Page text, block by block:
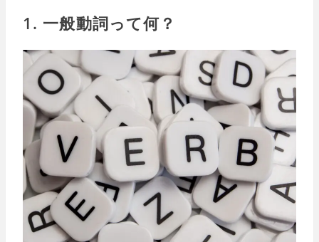
1. 一般動詞って何？